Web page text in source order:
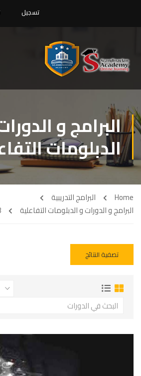
تسجيل
البرامج و
الدبلومات
Home
البرامج التدريبية
البرامج و الدورات و الدبلومات التفاعلية
تصفية النتائج